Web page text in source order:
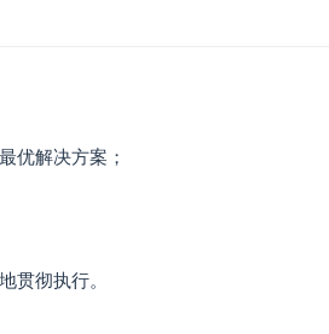
优解决方案；
贯彻执行。